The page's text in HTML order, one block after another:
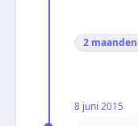
2 maanden
8 juni 2015